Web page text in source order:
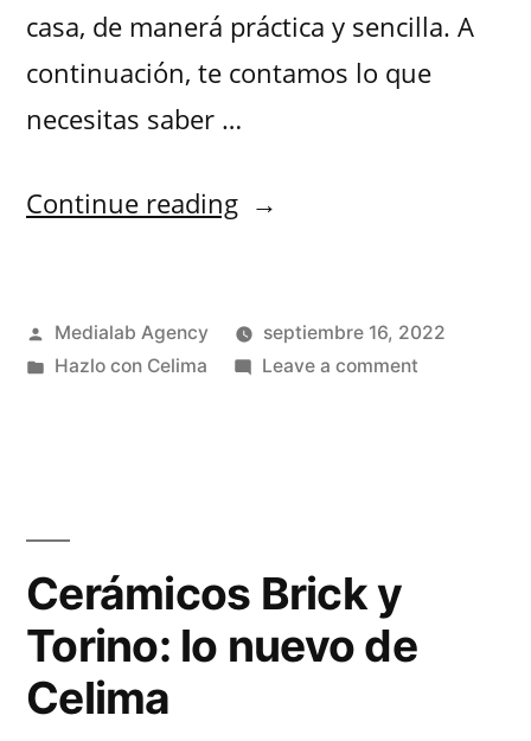
casa, de manerá práctica y sencilla. A
continuación, te contamos lo que
necesitas saber …
Continue reading
Medialab Agency
septiembre 16, 2022
Hazlo con Celima
Leave a comment
Cerámicos Brick y
Torino: lo nuevo de
Celima